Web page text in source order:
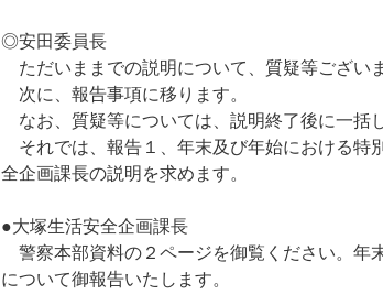
◎安田委員長
ただいままでの説明について、質疑等ござい
次に、報告事項に移ります。
なお、質疑等については、説明終了後に一括
それでは、報告１、年末及び年始における特
全企画課長の説明を求めます。
●大塚生活安全企画課長
警察本部資料の２ページを御覧ください。年
について御報告いたします。